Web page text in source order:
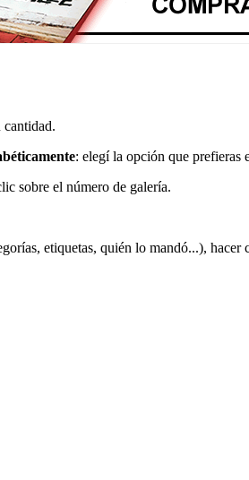
: elegí la opción que prefieras
sobre el número de galería.
etiquetas, quién lo mandó...),